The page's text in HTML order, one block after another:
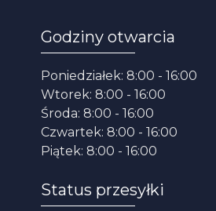
Godziny otwarcia
Poniedziałek: 8:00 - 16:00
Wtorek: 8:00 - 16:00
Środa: 8:00 - 16:00
Czwartek: 8:00 - 16:00
Piątek: 8:00 - 16:00
Status przesyłki